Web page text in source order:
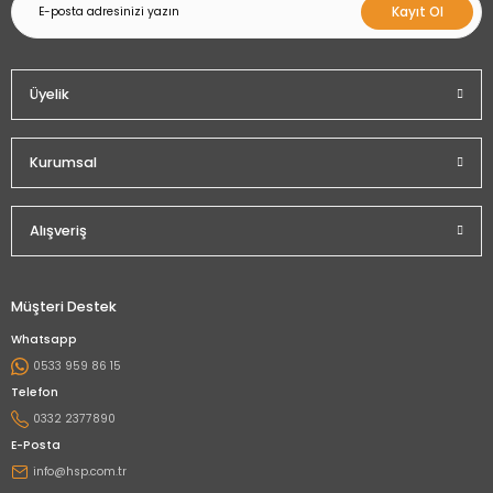
Kayıt Ol
Üyelik
Kurumsal
Alışveriş
Müşteri Destek
Whatsapp
0533 959 86 15
Telefon
0332 2377890
E-Posta
info@hsp.com.tr